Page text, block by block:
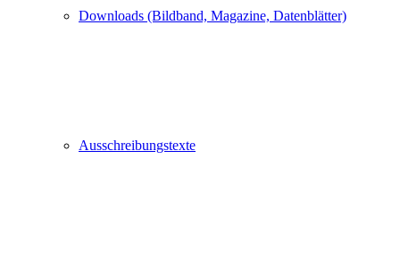
Downloads (Bildband, Magazine, Datenblätter)
Ausschreibungstexte